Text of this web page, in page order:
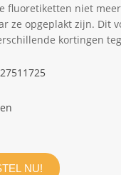
fluoretiketten niet
ze opgeplakt zijn. Dit
kortingen
NU!